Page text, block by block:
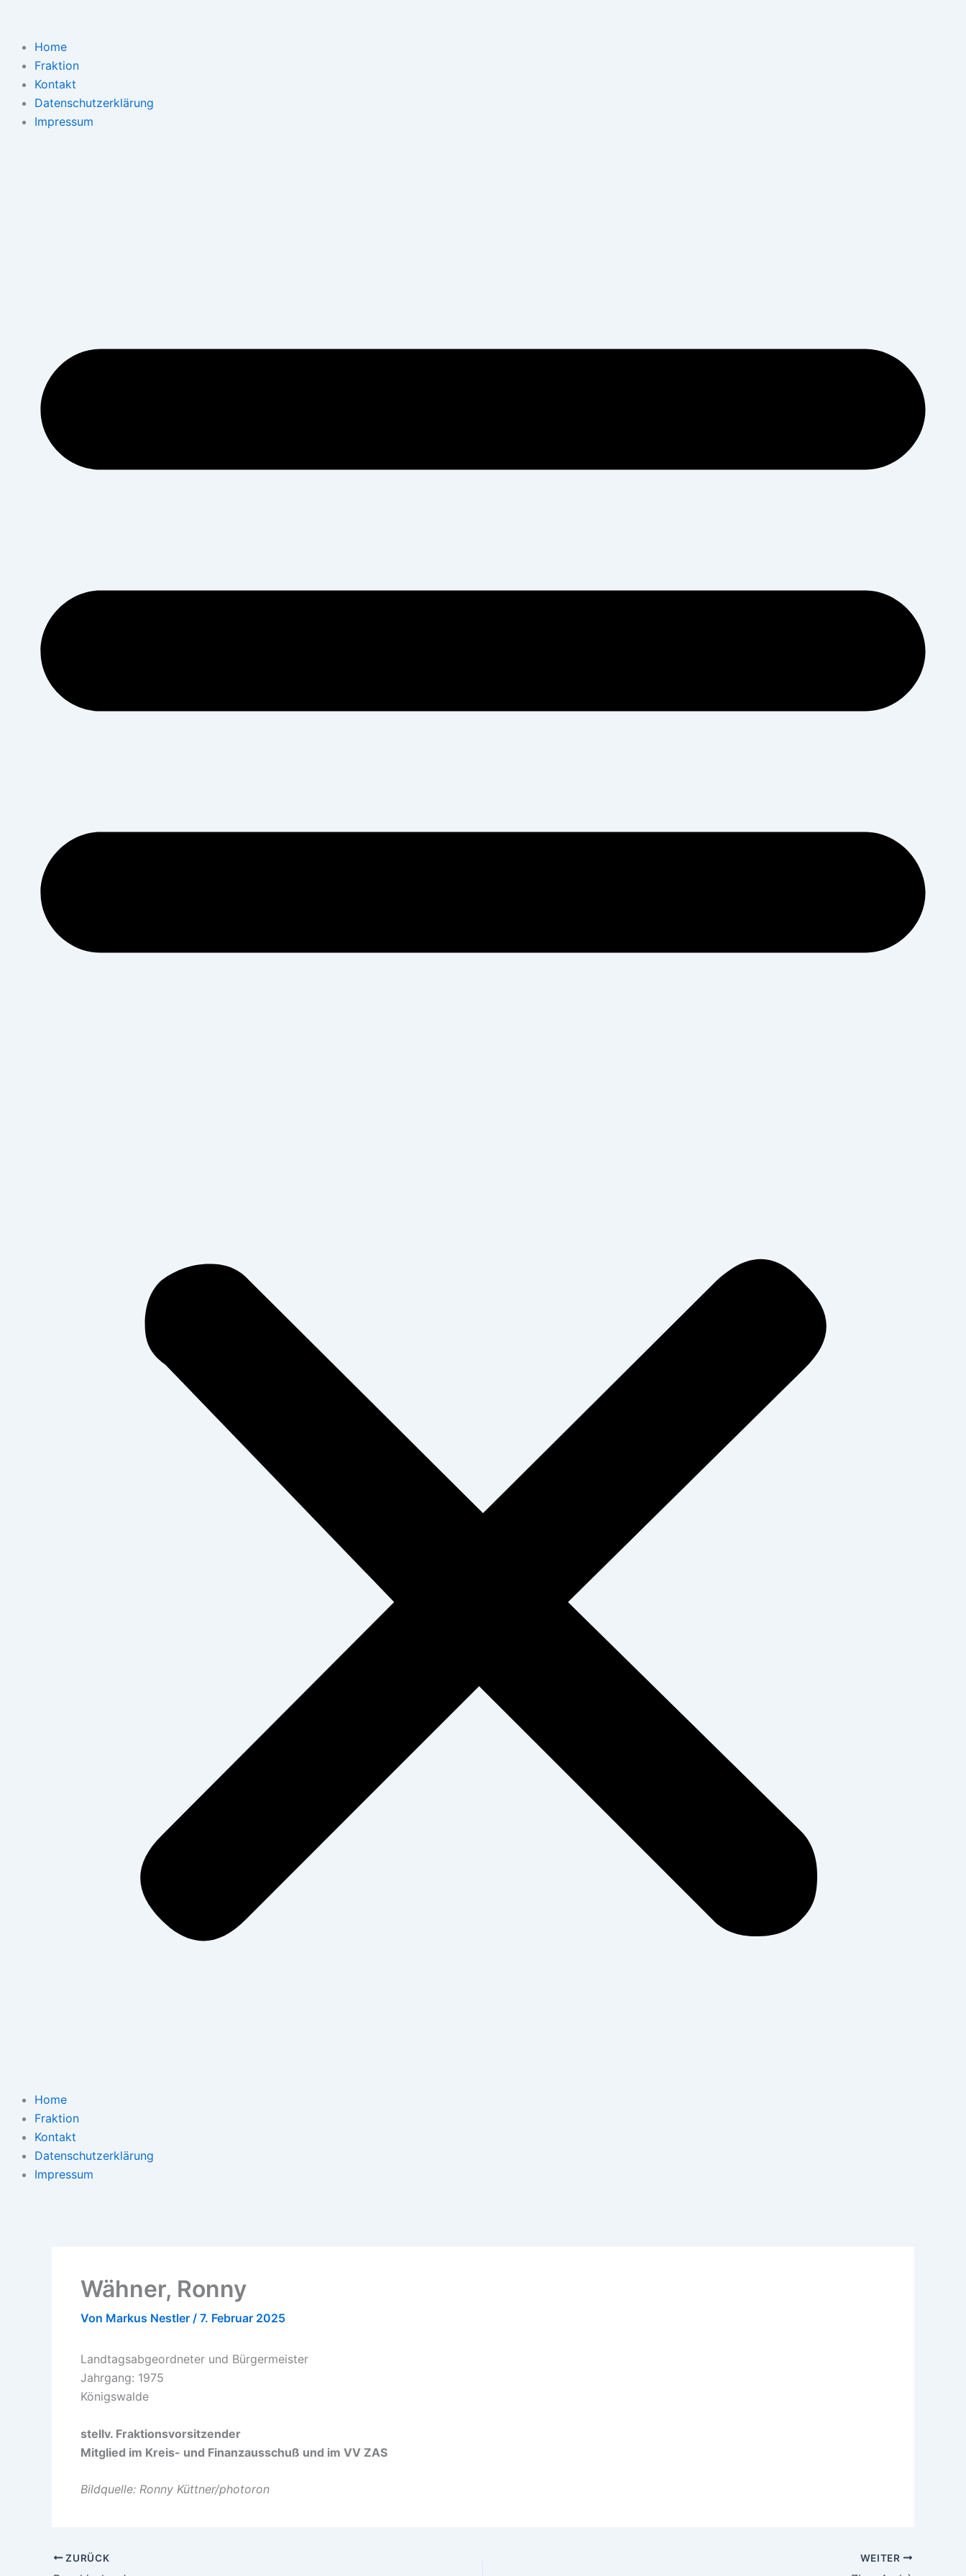
springenHome
Fraktion
Kontakt
Datenschutzerklärung
Impressum
Home
Fraktion
Kontakt
Datenschutzerklärung
Impressum
Wähner, Ronny
Von Markus Nestler / 7. Februar 2025
Landtagsabgeordneter und Bürgermeister
Jahrgang: 1975
Königswalde
stellv. Fraktionsvorsitzender
Mitglied im Kreis- und Finanzausschuß und im VV ZAS
Bildquelle: Ronny Küttner/photoron
ZURÜCK WEITER